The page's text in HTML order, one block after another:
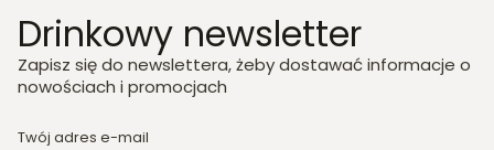
Drinkowy newsletter
Zapisz się do newslettera, żeby dostawać informacje o
nowościach i promocjach
Twój adres e-mail